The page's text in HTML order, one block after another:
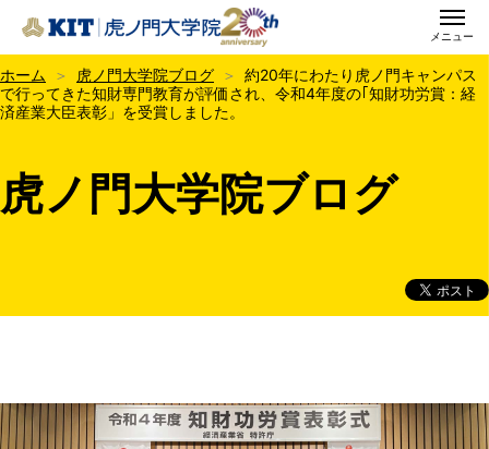
KIT虎ノ門大学院
メニュー
ホーム 虎ノ門大学院ブログ
約20年にわたり虎ノ門キャンパス
で行ってきた知財専門教育が評価され、令和4年度の｢知財功労賞：経
済産業大臣表彰」を受賞しました。
虎ノ門大学院ブログ